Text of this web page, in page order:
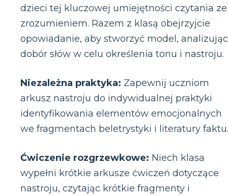
dzieci tej kluczowej umiejętności czytania ze
zrozumieniem. Razem z klasą obejrzyjcie
opowiadanie, aby stworzyć model, analizując
dobór słów w celu określenia tonu i nastroju.
Niezależna praktyka: Zapewnij uczniom
arkusz nastroju do indywidualnej praktyki
identyfikowania elementów emocjonalnych
we fragmentach beletrystyki i literatury faktu.
Ćwiczenie rozgrzewkowe: Niech klasa
wypełni krótkie arkusze ćwiczeń dotyczące
nastroju, czytając krótkie fragmenty i